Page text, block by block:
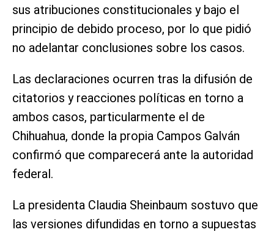
sus atribuciones constitucionales y bajo el
principio de debido proceso, por lo que pidió
no adelantar conclusiones sobre los casos.
Las declaraciones ocurren tras la difusión de
citatorios y reacciones políticas en torno a
ambos casos, particularmente el de
Chihuahua, donde la propia Campos Galván
confirmó que comparecerá ante la autoridad
federal.
La presidenta Claudia Sheinbaum sostuvo que
las versiones difundidas en torno a supuestas